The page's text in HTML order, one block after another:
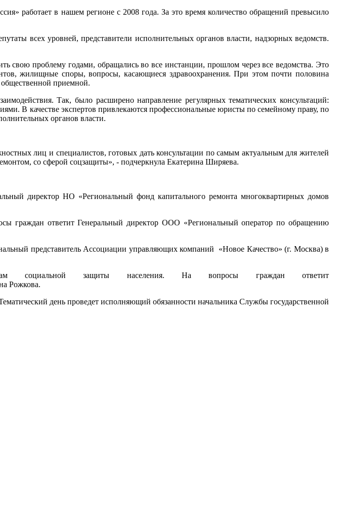
работает в нашем регионе с 2008 года. За это время количество обращений превысило
всех уровней, представители исполнительных органов власти, надзорных ведомств.
свою проблему годами, обращались во все инстанции, прошлом через все ведомства. Это
жилищные споры, вопросы, касающиеся здравоохранения. При этом почти половина
приемной.
Так, было расширено направление регулярных тематических консультаций:
В качестве экспертов привлекаются профессиональные юристы по семейному праву, по
органов власти.
лиц и специалистов, готовых дать консультации по самым актуальным для жителей
со сферой соцзащиты», - подчеркнула Екатерина Ширяева.
директор НО «Региональный фонд капитального ремонта многоквартирных домов
граждан ответит Генеральный директор ООО «Региональный оператор по обращению
представитель Ассоциации управляющих компаний «Новое Качество» (г. Москва) в
защиты населения. На вопросы граждан ответит
Рожкова.
день проведет исполняющий обязанности начальника Службы государственной